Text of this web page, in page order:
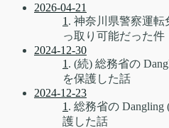
2026-04-21
1 . 神奈川県警察運
っ取り可能だった件
2024-12-30
1 . (続) 総務省の
を保護した話
2024-12-23
1 . 総務省の
護した話